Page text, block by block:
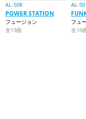
AL-508
POWER STATION
フュージョン
全13曲
AL-
フュ
全16